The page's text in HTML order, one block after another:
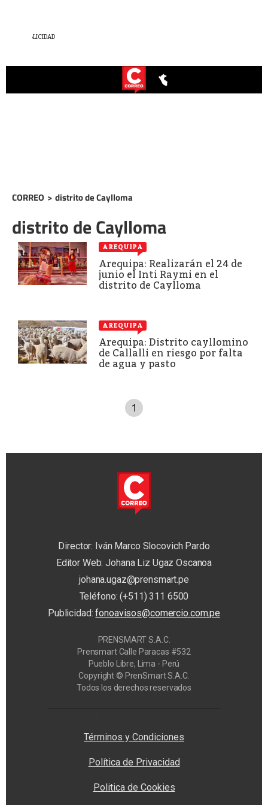
CORREO > distrito de Caylloma
distrito de Caylloma
AREQUIPA
Arequipa: Realizarán el 24 de
junio el Inti Raymi en el
distrito de Caylloma
AREQUIPA
Arequipa: Distrito cayllomino
de Callalli en riesgo por falta
de agua y pasto
1
Director: Iván Marco Slocovich Pardo
Editor Web: Johana Liz Ugaz Oscanoa
johana.ugaz@prensmart.pe
Teléfono: (+511) 311 6500
Publicidad:fonoavisos@comercio.com.pe
PRENSMART S.A.C.
Prensmart Calle Paracas #532
Pueblo Libre, Lima - Perú
Copyright © PrenSmart S.A.C.
Todos los derechos reservados
Términos y Condiciones
Política de Privacidad
Politica de Cookies